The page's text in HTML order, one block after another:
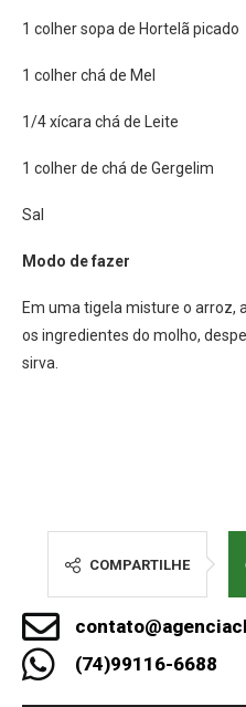
1 colher sopa de Hortelã picado
1 colher chá de Mel
1/4 xícara chá de Leite
1 colher de chá de Gergelim
Sal
Modo de fazer
Em uma tigela misture o arroz,
os ingredientes do molho,
sirva.
COMPARTILHE
(74)99116-6688